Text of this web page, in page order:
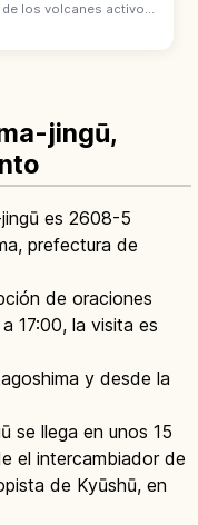
los volcanes activos
de Japón, frente a
Yunohira a 373 m, ferry
jingū,
es 2608-5
prefectura de
de oraciones
17:00, la visita es
y desde la
se llega en unos 15
el intercambiador de
de Kyūshū, en